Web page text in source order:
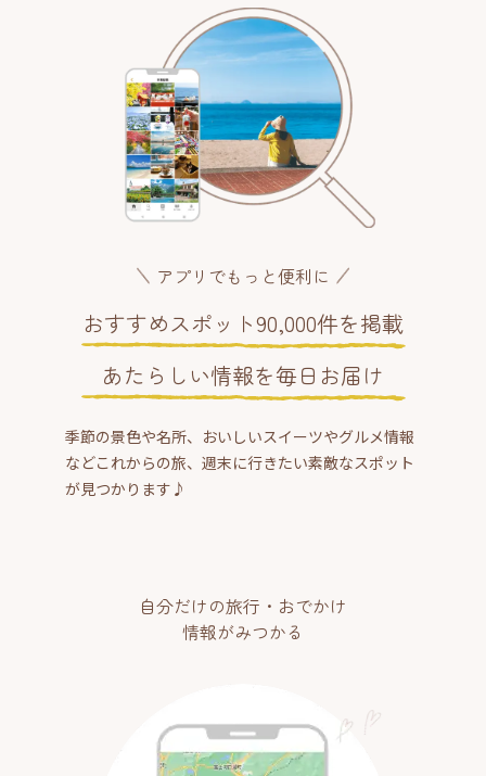
アプリでもっと便利に
おすすめスポット90,000件を掲載
あたらしい情報を毎日お届け
季節の景色や名所、おいしいスイーツやグルメ情報
などこれからの旅、週末に行きたい素敵なスポット
が見つかります♪
自分だけの旅行・おでかけ
情報がみつかる